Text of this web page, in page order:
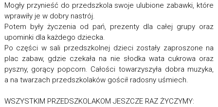
Mogły przynieść do przedszkola swoje ulubione zabawki, które
wprawiły je w dobry nastrój.
Potem były życzenia od pań, prezenty dla całej grupy oraz
upominki dla każdego dziecka.
Po części w sali przedszkolnej dzieci zostały zaproszone na
plac zabaw, gdzie czekała na nie słodka wata cukrowa oraz
pyszny, gorący popcorn. Całości towarzyszyła dobra muzyka,
a na twarzach przedszkolaków gościł radosny uśmiech.
WSZYSTKIM PRZEDSZKOLAKOM JESZCZE RAZ ŻYCZYMY: